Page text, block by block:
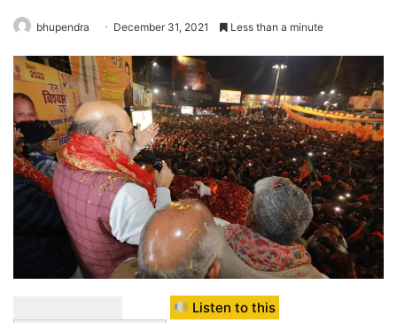
bhupendra December 31, 2021 Less than a minute
Listen to this